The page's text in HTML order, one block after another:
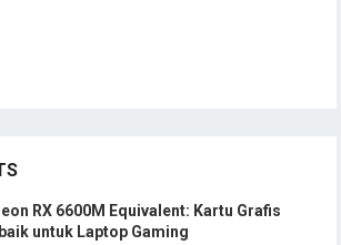
RX 6600M Equivalent: Kartu Grafis
untuk Laptop Gaming